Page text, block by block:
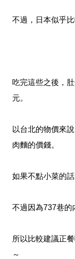
不過，日本似乎
吃完這些之後，
元。
以台北的物價來
肉麵的價錢。
如果不點小菜的
不過因為737巷的
所以比較建議正
～